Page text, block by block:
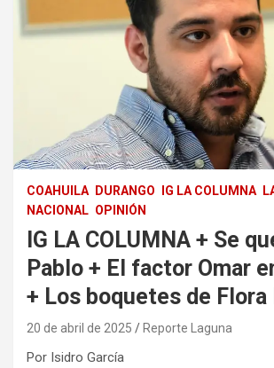
COAHUILA DURANGO IG LA COLUMNA
NACIONAL OPINIÓN
IG LA COLUMNA + Se
Pablo + El factor Omar
+ Los boquetes de Flora
20 de abril de 2025 Reporte Laguna
Por Isidro García